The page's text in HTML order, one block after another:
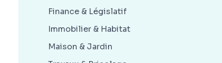
Finance & Législatif
Immobilier & Habitat
Maison & Jardin